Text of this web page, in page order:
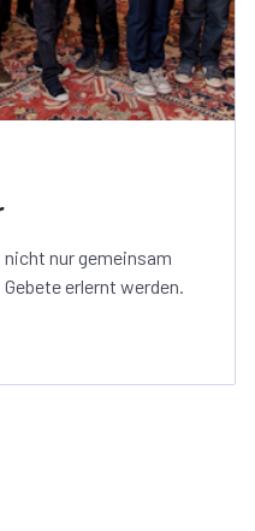
nur gemeinsam
erlernt werden.